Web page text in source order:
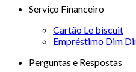
Serviço Financeiro
Cartão Le biscuit
Empréstimo Dim
Perguntas e Respostas